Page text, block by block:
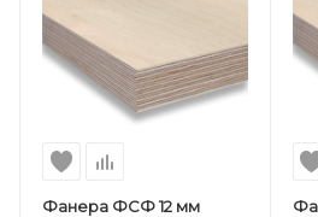
Фанера ФСФ 12 мм